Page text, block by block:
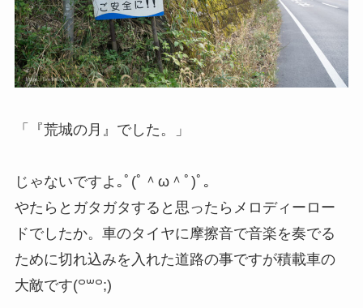
「『荒城の月』でした。」
じゃないですよ｡ﾟ(ﾟ＾ω＾ﾟ)ﾟ｡
やたらとガタガタすると思ったらメロディーロー
ドでしたか。車のタイヤに摩擦音で音楽を奏でる
ために切れ込みを入れた道路の事ですが積載車の
大敵です(꒪꒳꒪;)